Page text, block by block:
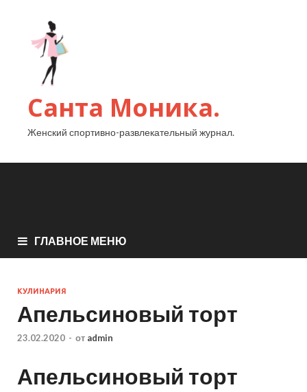
Санта Моника.
Женский спортивно-развлекательный журнал.
ГЛАВНОЕ МЕНЮ
КУЛИНАРИЯ
Апельсиновый торт
23.02.2020 - от admin
Апельсиновый торт